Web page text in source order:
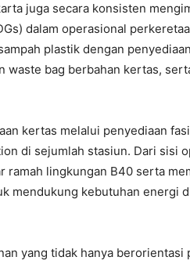
juga secara konsisten
dalam operasional
plastik dengan
waste bag berbahan kertas,
kertas melalui penyediaan
di sejumlah stasiun. Dari sisi
ramah lingkungan B40 serta
mendukung kebutuhan energi
yang tidak hanya berorientasi